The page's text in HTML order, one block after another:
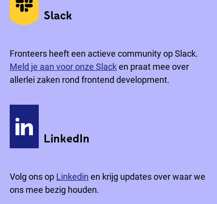
Sociale media
Slack
Fronteers heeft een actieve community op Slack.
Meld je aan voor onze Slacken praat mee over
allerlei zaken rond frontend development.
LinkedIn
Volg ons op Linkedin en krijg updates over waar we
ons mee bezig houden.